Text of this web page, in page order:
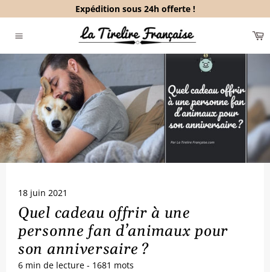
au
contenu
Expédition sous 24h offerte !
18 juin 2021
Quel cadeau offrir à une
personne fan d’animaux pour
son anniversaire ?
6 min de lecture - 1681 mots